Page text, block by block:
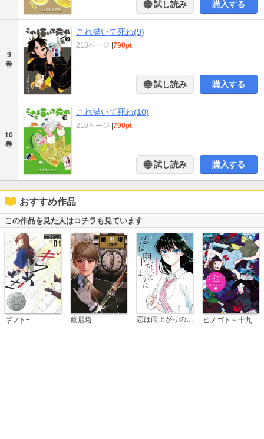
試し読み 購入する
9
巻
これ描いて死ね(9)
218ページ 790pt
試し読み 購入する
10
巻
これ描いて死ね(10)
210ページ 790pt
試し読み 購入する
おすすめ作品
この作品を見た人はコチラも見ています
ギフト± 幽麗塔 恋は雨上がりのように